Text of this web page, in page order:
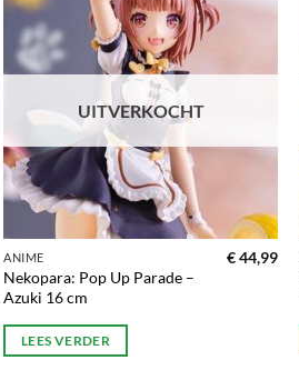
Toevoegen
UITVERKOCHT
ANIME
Nekopara: Pop Up Parade –
Azuki 16 cm
€44,99
LEES VERDER